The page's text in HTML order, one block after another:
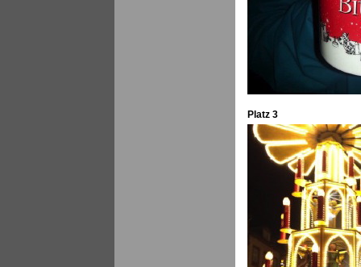
Platz 3